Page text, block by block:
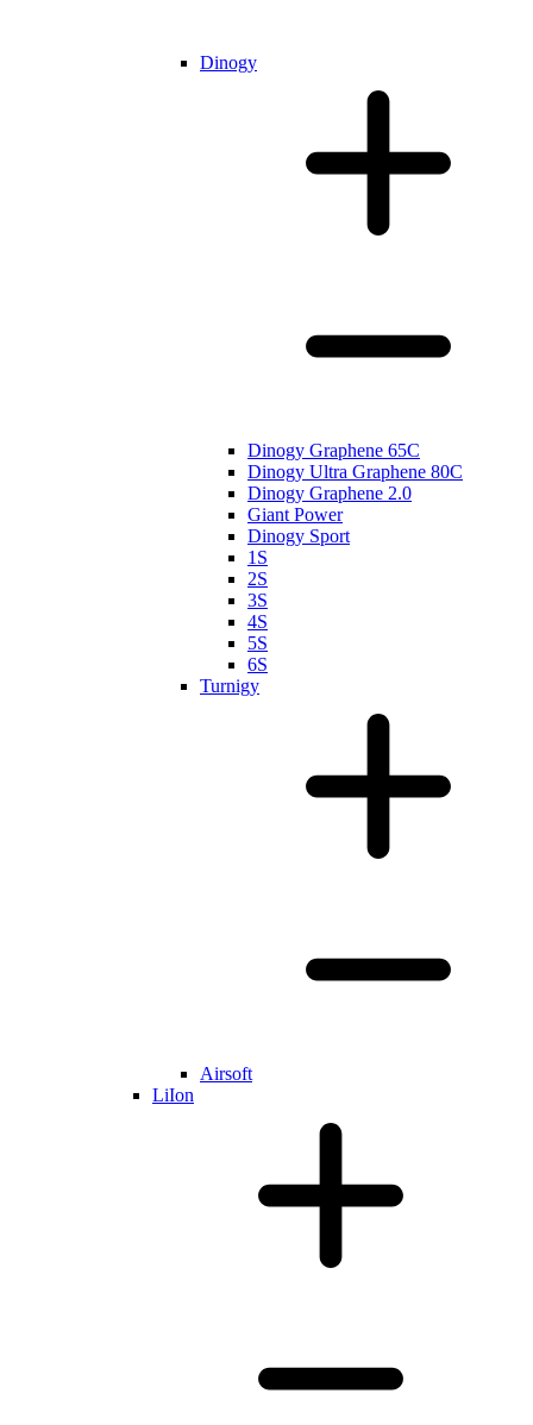
Dinogy
Dinogy Graphene 65C
Dinogy Ultra Graphene 80C
Dinogy Graphene 2.0
Giant Power
Dinogy Sport
1S
2S
3S
4S
5S
6S
Turnigy
Airsoft
LiIon